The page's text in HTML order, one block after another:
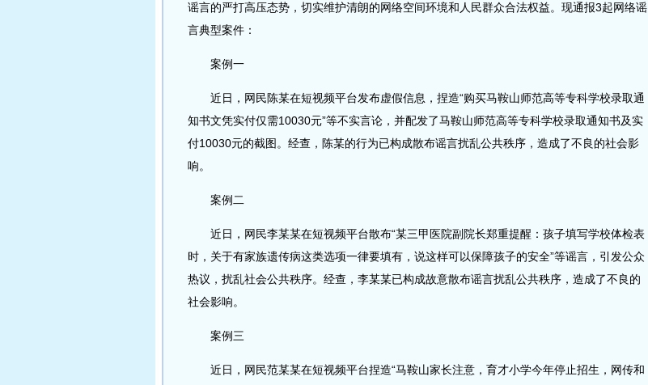
谣言的严打高压态势，切实维护清朗的网络空间环境和人民群众合法权益。现通报3起网络谣
言典型案件：
案例一
近日，网民陈某在短视频平台发布虚假信息，捏造“购买马鞍山师范高等专科学校录取通
知书文凭实付仅需10030元”等不实言论，并配发了马鞍山师范高等专科学校录取通知书及实
付10030元的截图。经查，陈某的行为已构成散布谣言扰乱公共秩序，造成了不良的社会影
响。
案例二
近日，网民李某某在短视频平台散布“某三甲医院副院长郑重提醒：孩子填写学校体检表
时，关于有家族遗传病这类选项一律要填有，说这样可以保障孩子的安全”等谣言，引发公众
热议，扰乱社会公共秩序。经查，李某某已构成故意散布谣言扰乱公共秩序，造成了不良的
社会影响。
案例三
近日，网民范某某在短视频平台捏造“马鞍山家长注意，育才小学今年停止招生，网传和